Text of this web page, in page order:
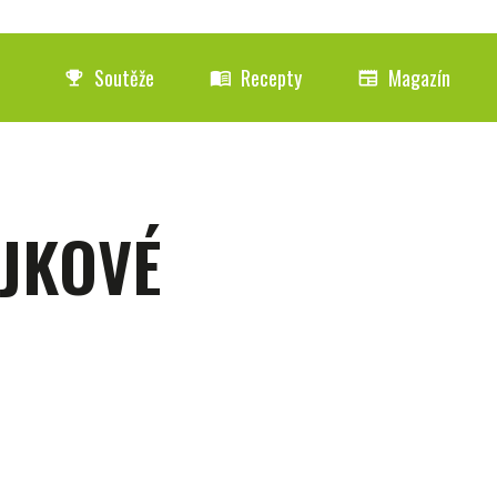
emoji_events Soutěže menu_book Recepty newspaper Magazín